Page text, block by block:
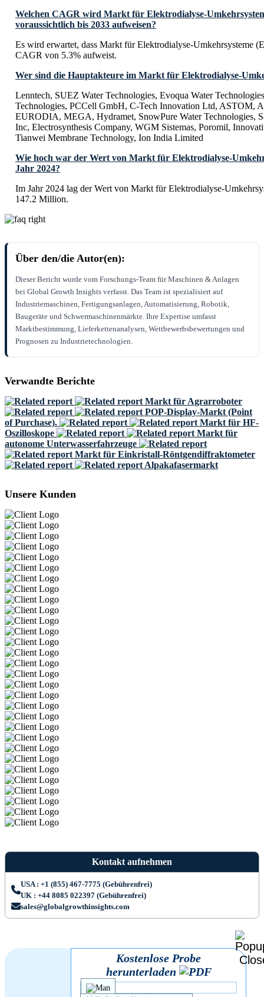
Welchen CAGR wird Markt für Elektrodialyse-
voraussichtlich bis 2033 aufweisen?
Es wird erwartet, dass Markt für Elektrodialyse-Umkehrsysteme
CAGR von 5.3% aufweist.
Wer sind die Hauptakteure im Markt für Elektrodialyse-
Lenntech, SUEZ Water Technologies, Evoqua Water
Technologies, PCCell GmbH, C-Tech Innovation Ltd, ASTOM,
EURODIA, MEGA, Hydramet, SnowPure Water Technologies,
Inc, Electrosynthesis Company, WGM Sistemas, Poromil,
Tianwei Membrane Technology, Ion India Limited
Wie hoch war der Wert von Markt für Elektrodialyse-
Jahr 2024?
Im Jahr 2024 lag der Wert von Markt für Elektrodialyse-
147.2 Million.
Über den/die Autor(en):
Dieser Bericht wurde vom Forschungs-Team für Maschinen & Anlagen
bei Global Growth Insights verfasst. Das Team ist spezialisiert auf
Industriemaschinen, Fertigungsanlagen, Automatisierung, Robotik,
Baugeräte und Schwermaschinenmärkte. Ihre Expertise umfasst
Marktbestimmung, Lieferkettenanalysen, Wettbewerbsbewertungen und
Prognosen zu Industrietechnologien.
Verwandte Berichte
Markt für Agrarroboter
POP-Display-Markt (Point
of Purchase).
Markt für HF-
Oszilloskope
Markt für
autonome Unterwasserfahrzeuge
Markt für Einkristall-Röntgendiffraktometer
Alpakafasermarkt
Unsere Kunden
Kontakt aufnehmen
USA : +1 (855) 467-7775 (Gebührenfrei)
UK : +44 8085 022397 (Gebührenfrei)
sales@globalgrowthinsights.com
Kostenlose Probe
herunterladen